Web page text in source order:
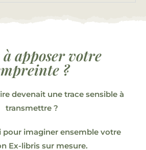
à apposer votre
?
devenait une trace sensible à
transmettre ?
pour imaginer ensemble votre
Ex-libris sur mesure.